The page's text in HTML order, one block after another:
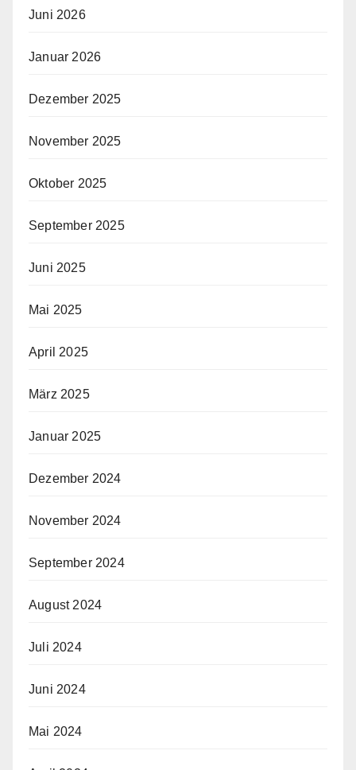
Juni 2026
Januar 2026
Dezember 2025
November 2025
Oktober 2025
September 2025
Juni 2025
Mai 2025
April 2025
März 2025
Januar 2025
Dezember 2024
November 2024
September 2024
August 2024
Juli 2024
Juni 2024
Mai 2024